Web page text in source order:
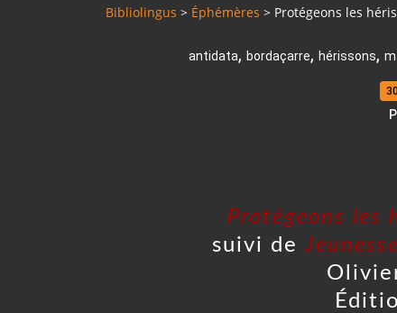
Bibliolingus > Éphémères > Protégeons les
antidata, bordaçarre, hérissons,
Protégeons les
suivi de